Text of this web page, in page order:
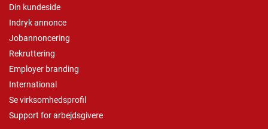
Din kundeside
Indryk annonce
Jobannoncering
Rekruttering
Employer branding
International
Se virksomhedsprofil
Support for arbejdsgivere